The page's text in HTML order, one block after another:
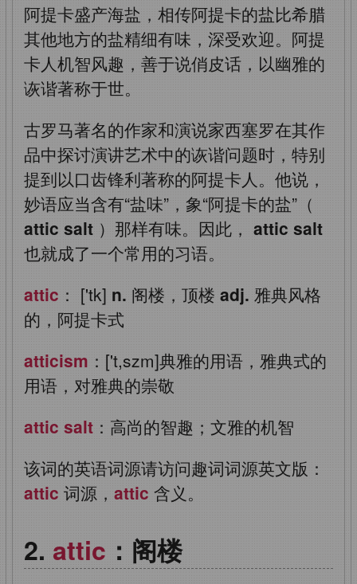
阿提卡盛产海盐，相传阿提卡的盐比希腊
其他地方的盐精细有味，深受欢迎。阿提
卡人机智风趣，善于说俏皮话，以幽雅的
诙谐著称于世。
古罗马著名的作家和演说家西塞罗在其作
品中探讨演讲艺术中的诙谐问题时，特别
提到以口齿锋利著称的阿提卡人。他说，
妙语应当含有“盐味”，象“阿提卡的盐”（
attic salt ）那样有味。因此， attic salt
也就成了一个常用的习语。
attic ： ['tk] n. 阁楼，顶楼 adj. 雅典风格
的，阿提卡式
atticism ：['t,szm]典雅的用语，雅典式的
用语，对雅典的崇敬
attic salt ：高尚的智趣；文雅的机智
该词的英语词源请访问趣词词源英文版：
attic 词源， attic 含义。
attic ：阁楼